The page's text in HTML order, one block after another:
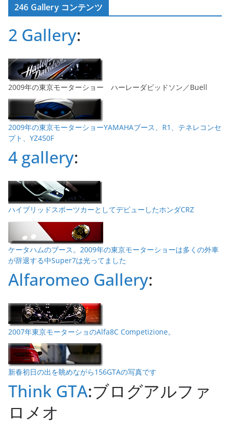
イ246 Gallery コンテンツ
2 Gallery:
2009年の東京モーターショー ハーレーダビッドソン／Buell
2009年の東京モーターショーYAMAHAブース、R1、テネレコンセ
プト、YZ450F
4 gallery:
ハイブリッドスポーツカーとしてデビューしたホンダCRZ
ケータハムのブース。2009年の東京モーターショーは多くの外車
が辞退する中Super7は光ってました
Alfaromeo Gallery:
2007年東京モーターショのAlfa8C Competizione。
新春初日の出を眺めながら156GTAの写真です
Think GTA:ブログアルファ
ロメオ